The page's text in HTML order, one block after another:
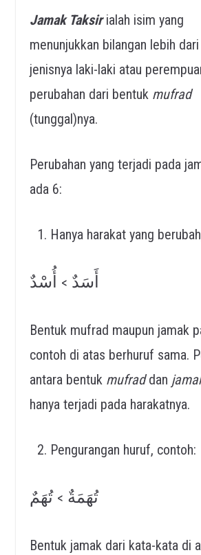
Jamak Taksir ialah isim yang
menunjukkan bilangan lebih
jenisnya laki-laki atau
perubahan dari bentuk mufrad
(tunggal)nya.
Perubahan yang terjadi pada
ada 6:
Hanya harakat yang
أَسَدٌ > أُسْدٌ
Bentuk mufrad maupun jamak
contoh di atas berhuruf sama.
antara bentuk mufraddan
hanya terjadi pada harakatnya.
Pengurangan huruf, contoh:
تُهَمَةٌ > تُهَمٌ
Bentuk jamak dari kata-kata di